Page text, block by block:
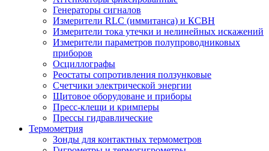
Генераторы сигналов
Измерители RLC (иммитанса) и КСВН
Измерители тока утечки и нелинейных искажений
Измерители параметров полупроводниковых
приборов
Осциллографы
Реостаты сопротивления ползунковые
Счетчики электрической энергии
Щитовое оборудоване и приборы
Пресс-клещи и кримперы
Прессы гидравлические
Термометрия
Зонды для контактных термометров